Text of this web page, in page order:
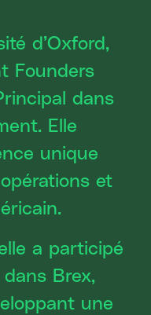
d’Oxford,
Founders
dans
Elle
unique
et
a participé
Brex,
une